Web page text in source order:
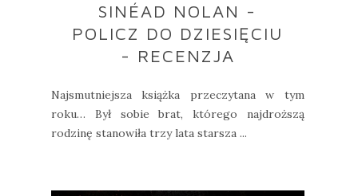
SINÉAD NOLAN -
POLICZ DO DZIESIĘCIU
- RECENZJA
Najsmutniejsza książka przeczytana w tym
roku… Był sobie brat, którego najdroższą
rodzinę stanowiła trzy lata starsza ...